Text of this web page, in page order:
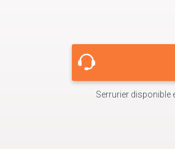
Serrurier disponible